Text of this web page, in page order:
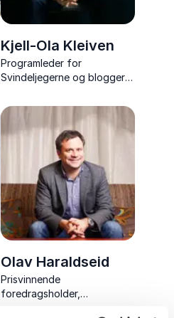
Kjell-Ola Kleiven
Programleder for
Svindeljegerne og blogger
holder foredrag om
hvitvasking og netthets.
Olav Haraldseid
Prisvinnende
foredragsholder,